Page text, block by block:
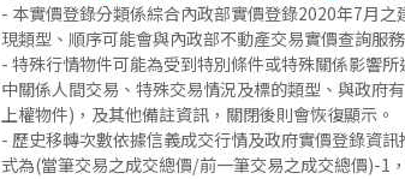
- 本實價登錄分類係綜合內政部實價登錄2020年7月
現類型、順序可能會與內政部不動產交易實價查詢服
- 特殊行情物件可能為受到特別條件或特殊關係影響
中關係人間交易、特殊交易情況及標的類型、與政府
上權物件)，及其他備註資訊，關閉後則會恢復顯示。
- 歷史移轉次數依據信義成交行情及政府實價登錄資
式為(當筆交易之成交總價/前一筆交易之成交總價)-1